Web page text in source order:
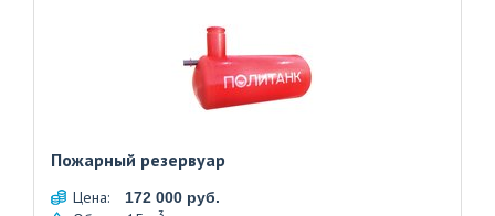
Пожарный резервуар
Цена: 172 000 руб.